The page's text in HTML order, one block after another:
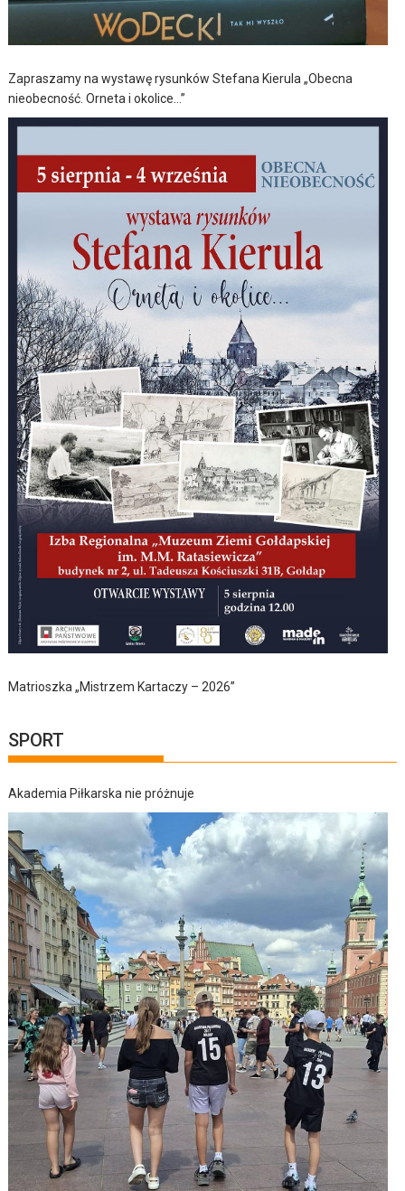
Zapraszamy na wystawę rysunków Stefana Kierula „Obecna
nieobecność. Orneta i okolice…”
Matrioszka „Mistrzem Kartaczy – 2026”
SPORT
Akademia Piłkarska nie próżnuje